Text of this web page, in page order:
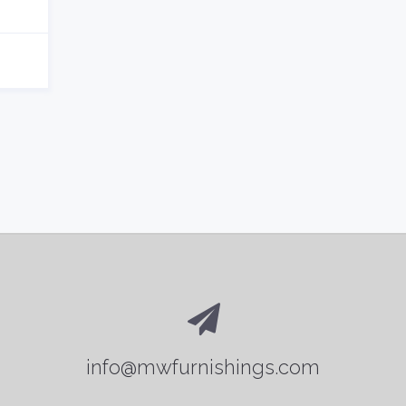
info@mwfurnishings.com